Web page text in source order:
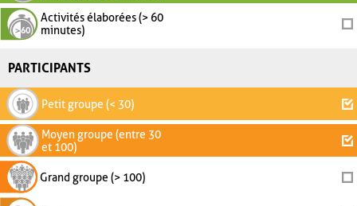
Activités élaborées (> 60
minutes)
PARTICIPANTS
Petit groupe (< 30)
Moyen groupe (entre 30
et 100)
Grand groupe (> 100)